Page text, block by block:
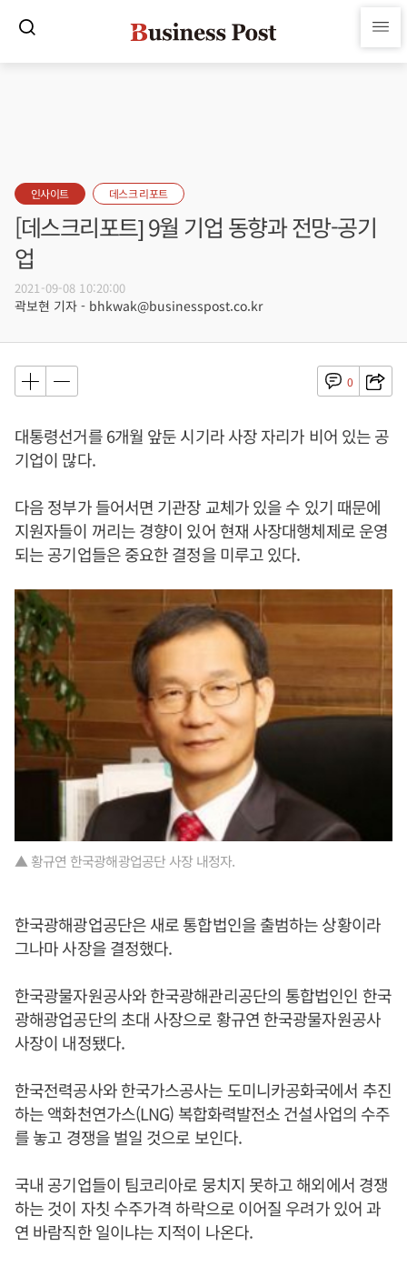
인사이트 데스크 리포트
[데스크리포트] 9월 기업 동향과 전망-공기
업
2021-09-08 10:20:00
곽보현 기자 - bhkwak@businesspost.co.kr
0
대통령선거를 6개월 앞둔 시기라 사장 자리가 비어 있는 공
기업이 많다.
다음 정부가 들어서면 기관장 교체가 있을 수 있기 때문에
지원자들이 꺼리는 경향이 있어 현재 사장대행체제로 운영
되는 공기업들은 중요한 결정을 미루고 있다.
▲ 황규연 한국광해광업공단 사장 내정자.
한국광해광업공단은 새로 통합법인을 출범하는 상황이라
그나마 사장을 결정했다.
한국광물자원공사와 한국광해관리공단의 통합법인인 한국
광해광업공단의 초대 사장으로 황규연 한국광물자원공사
사장이 내정됐다.
한국전력공사와 한국가스공사는 도미니카공화국에서 추진
하는 액화천연가스(LNG) 복합화력발전소 건설사업의 수주
를 놓고 경쟁을 벌일 것으로 보인다.
국내 공기업들이 팀코리아로 뭉치지 못하고 해외에서 경쟁
하는 것이 자칫 수주가격 하락으로 이어질 우려가 있어 과
연 바람직한 일이냐는 지적이 나온다.